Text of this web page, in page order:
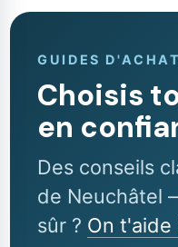
GUIDES
Choisis
en
Des conseils
de Neuchâtel
sûr ? On t'aide